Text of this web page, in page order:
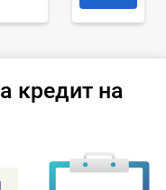
кредит на